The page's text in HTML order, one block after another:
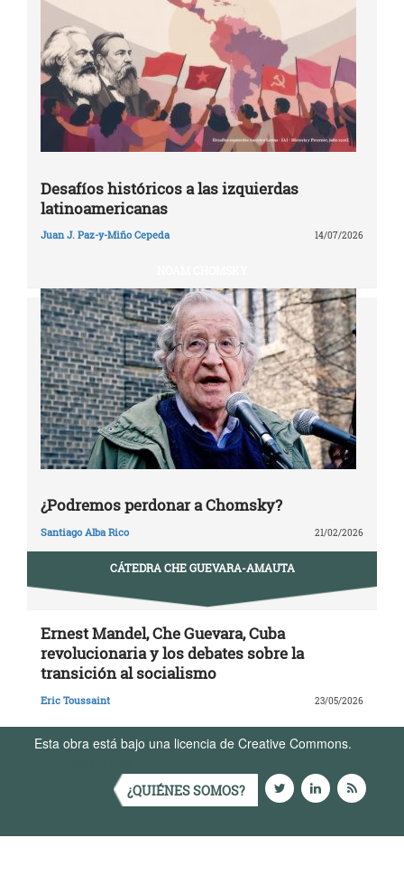
Desafíos históricos a las izquierdas
latinoamericanas
Juan J. Paz-y-Miño Cepeda 14/07/2026
¿Podremos perdonar a Chomsky?
Santiago Alba Rico 21/02/2026
CÁTEDRA CHE GUEVARA-AMAUTA
Ernest Mandel, Che Guevara, Cuba
revolucionaria y los debates sobre la
transición al socialismo
Eric Toussaint 23/05/2026
Esta obra está bajo una licencia de Creative Commons.
¿QUIÉNES SOMOS?